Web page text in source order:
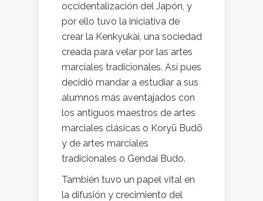
occidentalización del Japón, y
por ello tuvo la iniciativa de
crear la Kenkyukai, una sociedad
creada para velar por las artes
marciales tradicionales. Así pues
decidió mandar a estudiar a sus
alumnos más aventajados con
los antiguos maestros de artes
marciales clásicas o Koryū Budō
y de artes marciales
tradicionales o Gendai Budo.
También tuvo un papel vital en
la difusión y crecimiento del